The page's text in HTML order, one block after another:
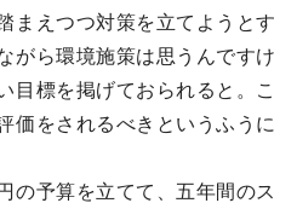
まえつつ対策を立てようとす
がら環境施策は思うんですけ
目標を掲げておられると。こ
価をされるべきというふうに
の予算を立てて、五年間のス